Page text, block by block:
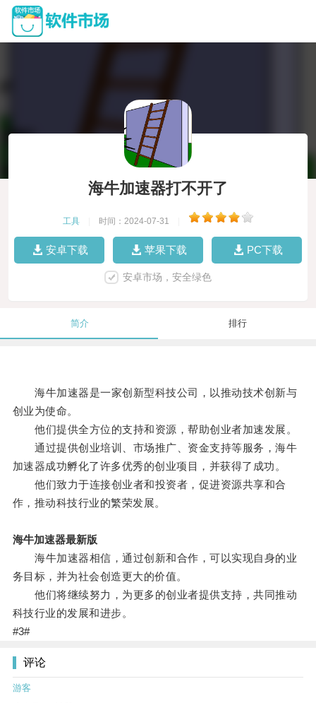
海牛加速器打不开了
工具 时间：2024-07-31
安卓下载 苹果下载 PC下载
安卓市场，安全绿色
简介 排行
海牛加速器是一家创新型科技公司，以推动技术创新与
创业为使命。
他们提供全方位的支持和资源，帮助创业者加速发展。
通过提供创业培训、市场推广、资金支持等服务，海牛
加速器成功孵化了许多优秀的创业项目，并获得了成功。
他们致力于连接创业者和投资者，促进资源共享和合
作，推动科技行业的繁荣发展。
海牛加速器最新版
海牛加速器相信，通过创新和合作，可以实现自身的业
务目标，并为社会创造更大的价值。
他们将继续努力，为更多的创业者提供支持，共同推动
科技行业的发展和进步。
#3#
评论
游客